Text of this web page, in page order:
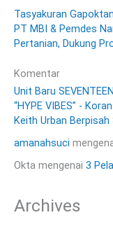
Tasyakuran
PT MBI & Pemdes
Pertanian, Dukung
Komentar
Unit Baru
“HYPE VIBES” -
Keith Urban
amanahsuci
Okta mengenai 3
Archives